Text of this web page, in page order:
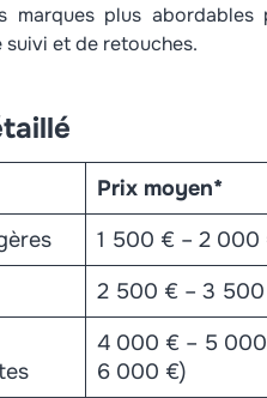
plus
et de retouches.
Prix moyen*
1 500 € – 2 000
2 500 € – 3
4 000 € – 5
6 000 €)